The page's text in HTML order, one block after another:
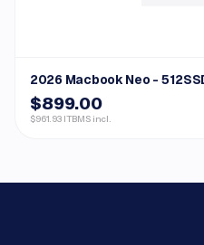
2026 Macbook Neo -
$899.00
$961.93 ITBMS incl.